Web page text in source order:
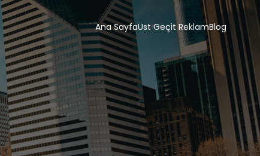
Ana SayfaÜst Geçit ReklamBlog